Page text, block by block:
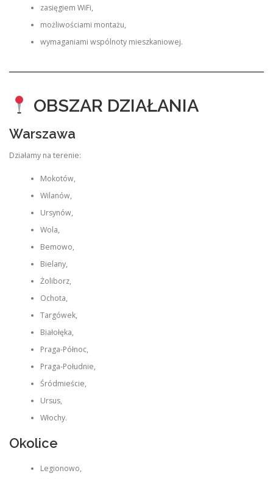
zasięgiem WiFi,
możliwościami montażu,
wymaganiami wspólnoty mieszkaniowej.
OBSZAR DZIAŁANIA
Warszawa
Działamy na terenie:
Mokotów,
Wilanów,
Ursynów,
Wola,
Bemowo,
Bielany,
Żoliborz,
Ochota,
Targówek,
Białołęka,
Praga-Północ,
Praga-Południe,
Śródmieście,
Ursus,
Włochy.
Okolice
Legionowo,